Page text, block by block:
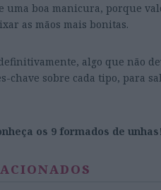
uma boa manicura, porque
as mãos mais bonitas.
algo que não
chave sobre cada tipo, para
os 9 formados de unhas!